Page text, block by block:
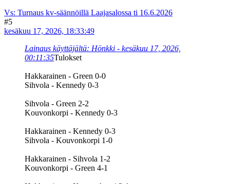
Vs: Turnaus kv-säännöillä Laajasalossa ti 16.6.2026
#5
kesäkuu 17, 2026, 18:33:49
Lainaus käyttäjältä: Hönkki - kesäkuu 17, 2026,
00:11:35Tulokset
Hakkarainen - Green 0-0
Sihvola - Kennedy 0-3
Sihvola - Green 2-2
Kouvonkorpi - Kennedy 0-3
Hakkarainen - Kennedy 0-3
Sihvola - Kouvonkorpi 1-0
Hakkarainen - Sihvola 1-2
Kouvonkorpi - Green 4-1